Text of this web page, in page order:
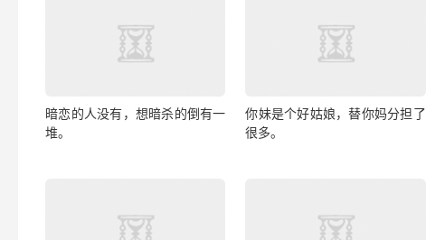
暗恋的人没有，想暗杀的倒有一
堆。
你妹是个好姑娘，替你妈分担了
很多。